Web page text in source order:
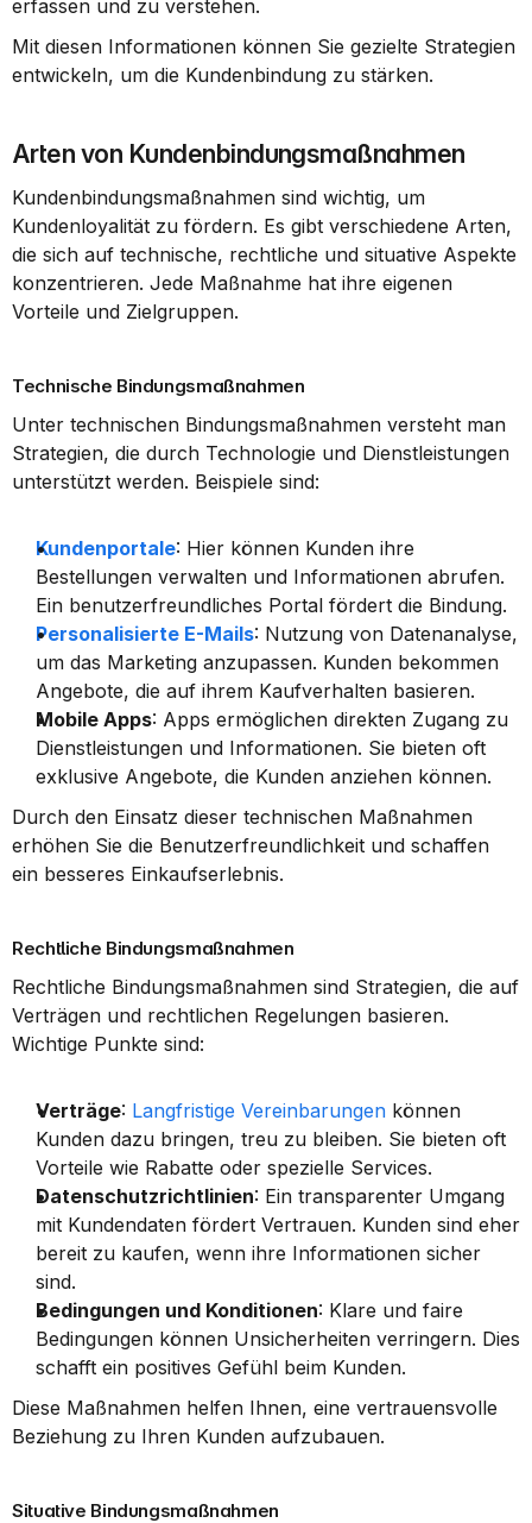
erfassen und zu verstehen.
Mit diesen Informationen können Sie gezielte Strategien
entwickeln, um die Kundenbindung zu stärken.
Arten von Kundenbindungsmaßnahmen
Kundenbindungsmaßnahmen sind wichtig, um
Kundenloyalität zu fördern. Es gibt verschiedene Arten,
die sich auf technische, rechtliche und situative Aspekte
konzentrieren. Jede Maßnahme hat ihre eigenen
Vorteile und Zielgruppen.
Technische Bindungsmaßnahmen
Unter technischen Bindungsmaßnahmen versteht man
Strategien, die durch Technologie und Dienstleistungen
unterstützt werden. Beispiele sind:
Kundenportale: Hier können Kunden ihre
Bestellungen verwalten und Informationen abrufen.
Ein benutzerfreundliches Portal fördert die Bindung.
Personalisierte E-Mails: Nutzung von Datenanalyse,
um das Marketing anzupassen. Kunden bekommen
Angebote, die auf ihrem Kaufverhalten basieren.
Mobile Apps: Apps ermöglichen direkten Zugang zu
Dienstleistungen und Informationen. Sie bieten oft
exklusive Angebote, die Kunden anziehen können.
Durch den Einsatz dieser technischen Maßnahmen
erhöhen Sie die Benutzerfreundlichkeit und schaffen
ein besseres Einkaufserlebnis.
Rechtliche Bindungsmaßnahmen
Rechtliche Bindungsmaßnahmen sind Strategien, die auf
Verträgen und rechtlichen Regelungen basieren.
Wichtige Punkte sind:
Verträge: Langfristige Vereinbarungen können
Kunden dazu bringen, treu zu bleiben. Sie bieten oft
Vorteile wie Rabatte oder spezielle Services.
Datenschutzrichtlinien: Ein transparenter Umgang
mit Kundendaten fördert Vertrauen. Kunden sind eher
bereit zu kaufen, wenn ihre Informationen sicher
sind.
Bedingungen und Konditionen: Klare und faire
Bedingungen können Unsicherheiten verringern. Dies
schafft ein positives Gefühl beim Kunden.
Diese Maßnahmen helfen Ihnen, eine vertrauensvolle
Beziehung zu Ihren Kunden aufzubauen.
Situative Bindungsmaßnahmen